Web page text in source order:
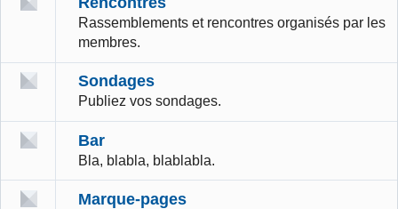
Rassemblements et rencontres organisés par les
membres.
Sondages
Publiez vos sondages.
Bar
Bla, blabla, blablabla.
Marque-pages